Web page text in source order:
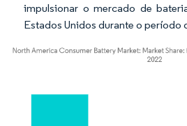
impulsionar o mercado de
Estados Unidos durante o período